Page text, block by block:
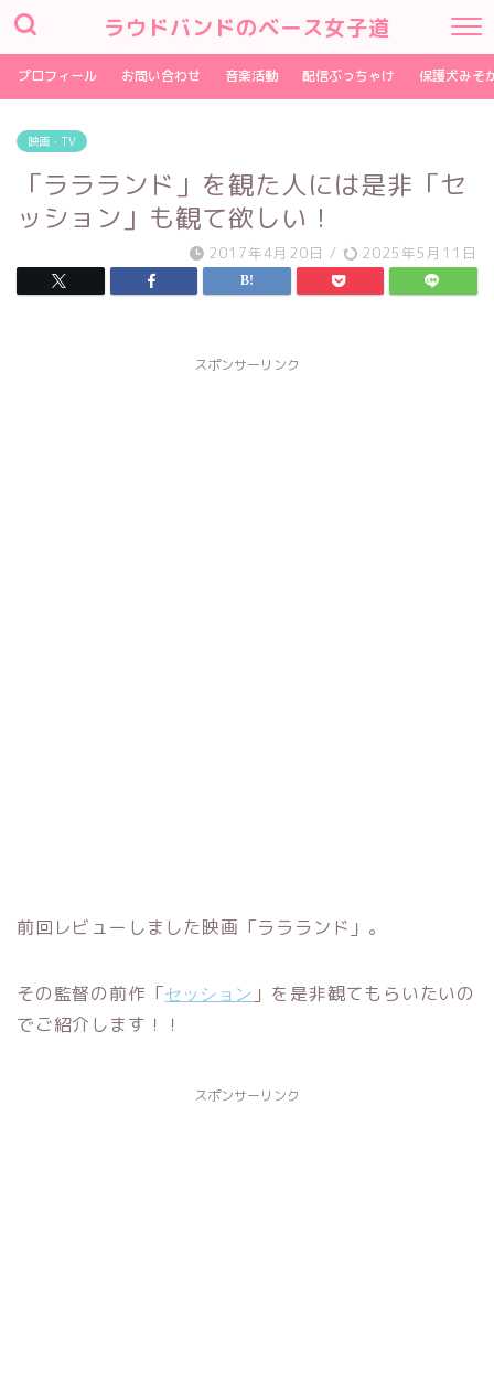
ラウドバンドのベース女子道
プロフィール お問い合わせ 音楽活動 配信ぶっちゃけ 保護犬みそ
映画・TV
「ララランド」を観た人には是非「セ
ッション」も観て欲しい！
2017年4月20日 / 2025年5月11日
スポンサーリンク
前回レビューしました映画「ララランド」。
その監督の前作「セッション 」を是非観てもらいたいの
でご紹介します！！
スポンサーリンク